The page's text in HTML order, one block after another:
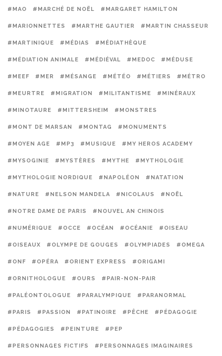
#MAO #MARCHÉ DE NOËL #MARGARET HAMILTON
#MARIONNETTES #MARTHE GAUTIER #MARTIN CHASSEUR
#MARTINIQUE #MÉDIAS #MÉDIATHÈQUE
#MÉDIATION ANIMALE #MÉDIÉVAL #MEDOC #MÉDUSE
#MEEF #MER #MÉSANGE #MÉTÉO #MÉTIERS #MÉTRO
#MEURTRE #MIGRATION #MILITANTISME #MINÉRAUX
#MINOTAURE #MITTERSHEIM #MONSTRES
#MONT DE MARSAN #MONTAG #MONUMENTS
#MOYEN AGE #MP3 #MUSIQUE #MY HEROS ACADEMY
#MYSOGINIE #MYSTÈRES #MYTHE #MYTHOLOGIE
#MYTHOLOGIE NORDIQUE #NAPOLÉON #NATATION
#NATURE #NELSON MANDELA #NICOLAUS #NOËL
#NOTRE DAME DE PARIS #NOUVEL AN CHINOIS
#NUMÉRIQUE #OCCE #OCÉAN #OCÉANIE #OISEAU
#OISEAUX #OLYMPE DE GOUGES #OLYMPIADES #OMEGA
#ONF #OPÉRA #ORIENT EXPRESS #ORIGAMI
#ORNITHOLOGUE #OURS #PAIR-NON-PAIR
#PALÉONTOLOGUE #PARALYMPIQUE #PARANORMAL
#PARIS #PASSION #PATINOIRE #PÊCHE #PÉDAGOGIE
#PÉDAGOGIES #PEINTURE #PEP
#PERSONNAGES FICTIFS #PERSONNAGES IMAGINAIRES